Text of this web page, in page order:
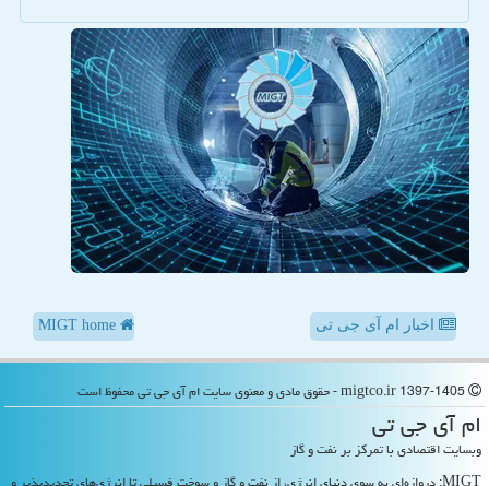
اخبار ام آی جی تی
ام آی جی تی
وبسایت اقتصادی با تمرکز بر نفت و گاز